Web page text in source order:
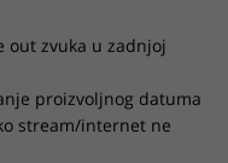
out zvuka u zadnjoj
proizvoljnog datuma
stream/internet ne